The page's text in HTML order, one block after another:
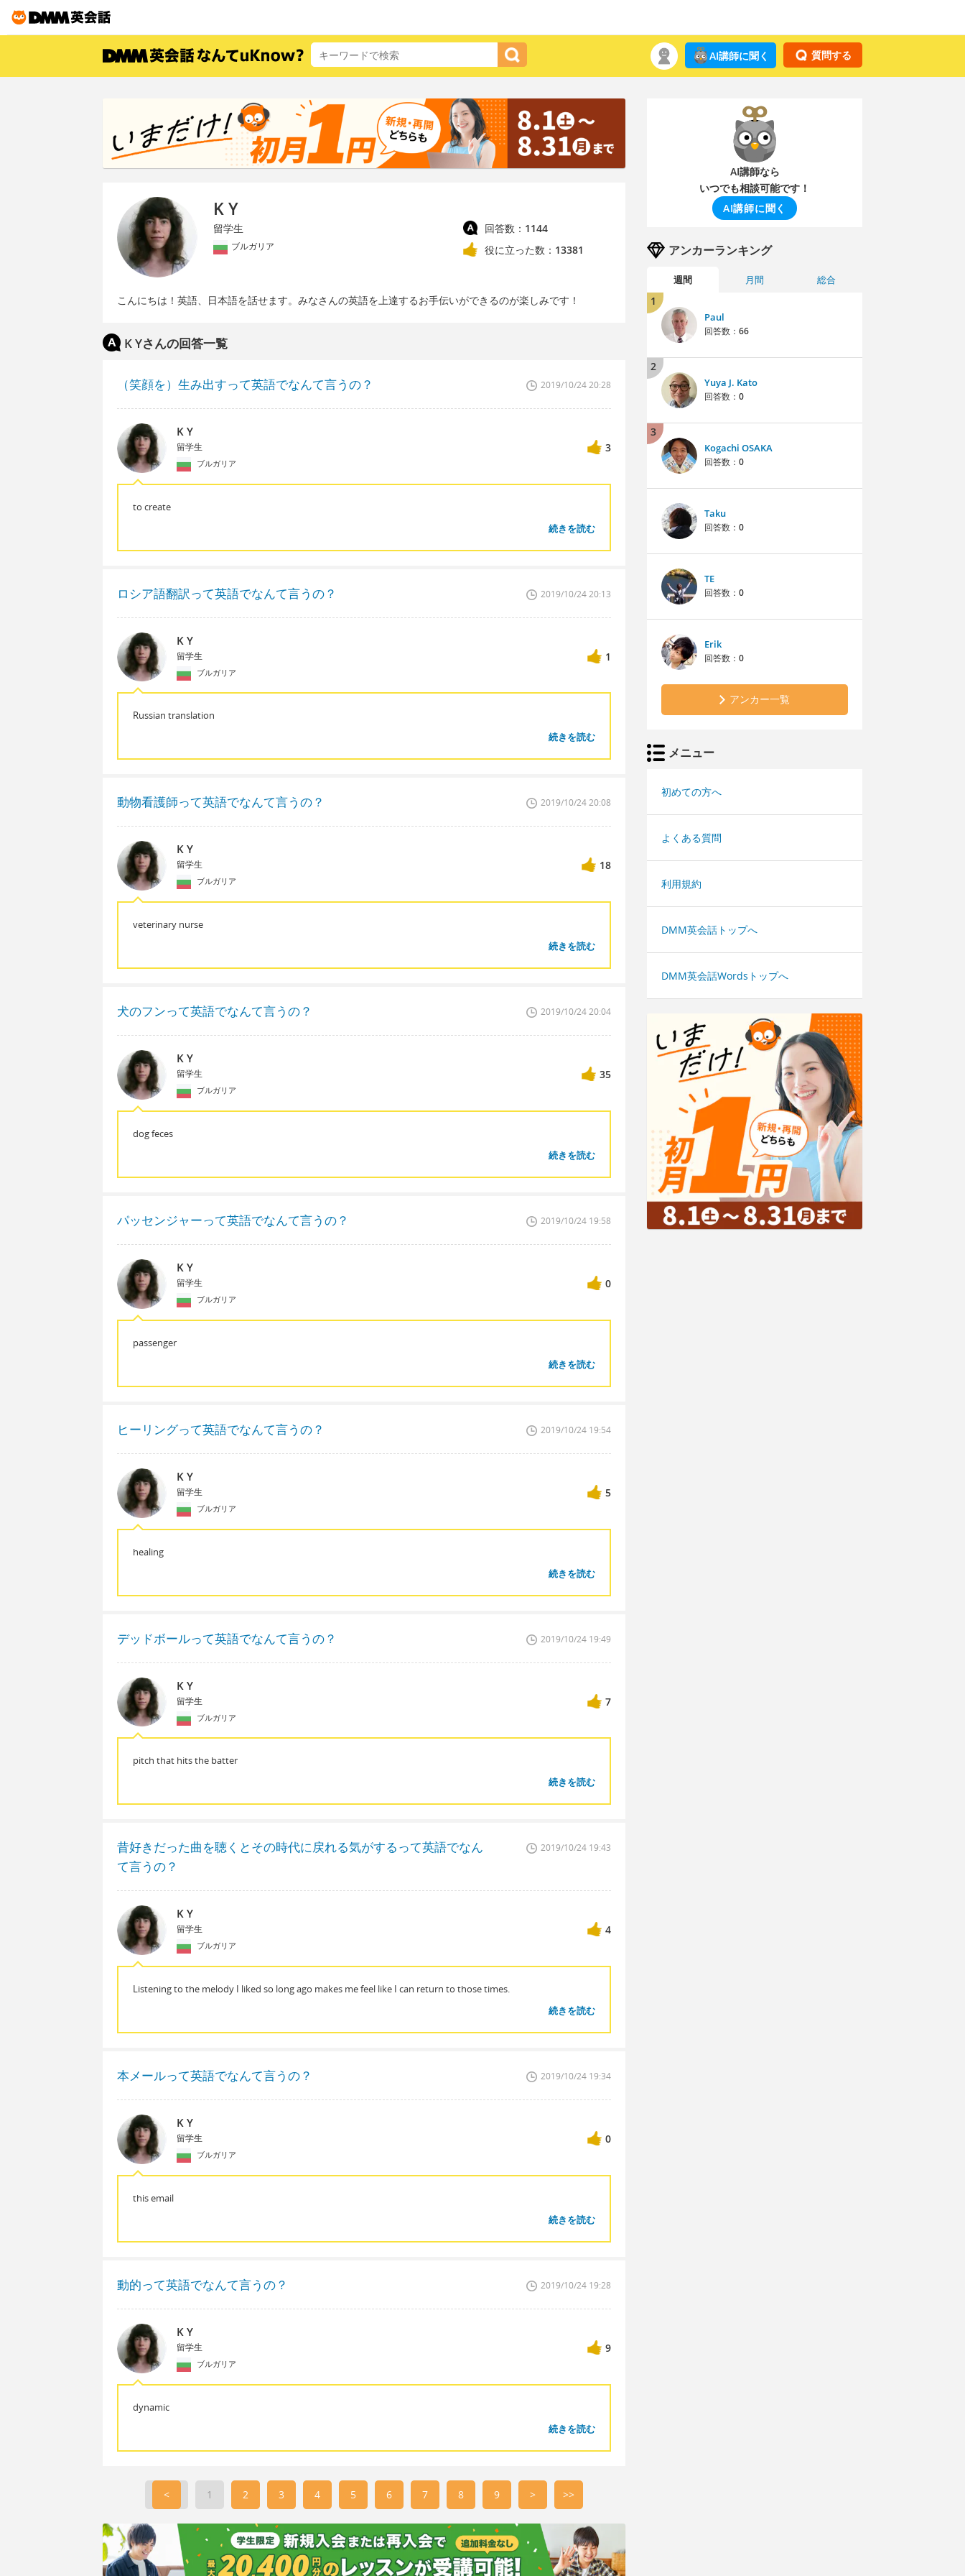
質問する
AI講師に聞く
K Y
留学生
ブルガリア
回答数： 1144
役に立った数： 13381
こんにちは！英語、日本語を話せます。みなさんの英語を上達するお手伝いができるのが楽しみです！
K Yさんの回答一覧
（笑顔を）生み出すって英語でなんて言うの？ 2019/10/24 20:28
K Y
留学生
ブルガリア
3
to create
続きを読む
ロシア語翻訳って英語でなんて言うの？ 2019/10/24 20:13
K Y
留学生
ブルガリア
1
Russian translation
続きを読む
動物看護師って英語でなんて言うの？ 2019/10/24 20:08
K Y
留学生
ブルガリア
18
veterinary nurse
続きを読む
犬のフンって英語でなんて言うの？ 2019/10/24 20:04
K Y
留学生
ブルガリア
35
dog feces
続きを読む
パッセンジャーって英語でなんて言うの？ 2019/10/24 19:58
K Y
留学生
ブルガリア
0
passenger
続きを読む
ヒーリングって英語でなんて言うの？ 2019/10/24 19:54
K Y
留学生
ブルガリア
5
healing
続きを読む
デッドボールって英語でなんて言うの？ 2019/10/24 19:49
K Y
留学生
ブルガリア
7
pitch that hits the batter
続きを読む
昔好きだった曲を聴くとその時代に戻れる気がするって英語でなん
て言うの？
2019/10/24 19:43
K Y
留学生
ブルガリア
4
Listening to the melody I liked so long ago makes me feel like I can return to those times.
続きを読む
本メールって英語でなんて言うの？ 2019/10/24 19:34
K Y
留学生
ブルガリア
0
this email
続きを読む
動的って英語でなんて言うの？ 2019/10/24 19:28
K Y
留学生
ブルガリア
9
dynamic
続きを読む
< 1 2 3 4 5 6 7 8 9 > >>
AI講師なら
いつでも相談可能です！
AI講師に聞く
アンカーランキング
週間 月間 総合
1
Paul
回答数： 66
2
Yuya J. Kato
回答数： 0
3
Kogachi OSAKA
回答数： 0
Taku
回答数： 0
TE
回答数： 0
Erik
回答数： 0
アンカー一覧
メニュー
初めての方へ
よくある質問
利用規約
DMM英会話トップへ
DMM英会話Wordsトップへ